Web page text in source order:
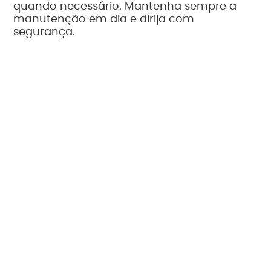
quando necessário. Mantenha sempre a
manutenção em dia e dirija com
segurança.